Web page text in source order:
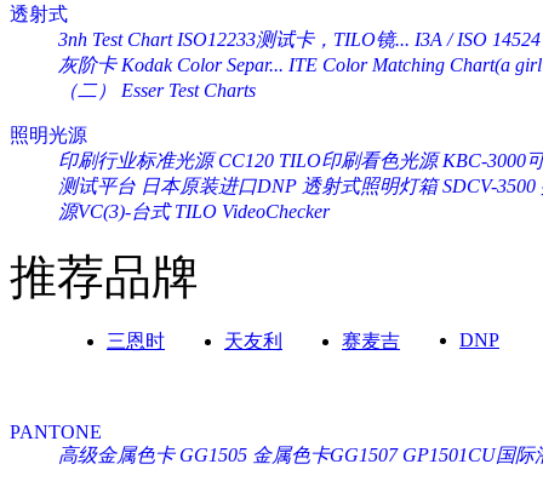
透射式
3nh Test Chart ISO12233测试卡，TILO镜... I3A / ISO
灰阶卡 Kodak Color Separ... ITE Color Matching Chart(a
（二） Esser Test Charts
照明光源
印刷行业标准光源 CC120 TILO印刷看色光源 KBC-3000
测试平台 日本原装进口DNP 透射式照明灯箱 SDCV-3500
源VC(3)-台式 TILO VideoChecker
推荐品牌
三恩时 天友利 赛麦吉 DNP
PANTONE
高级金属色卡 GG1505 金属色卡GG1507 GP1501CU国